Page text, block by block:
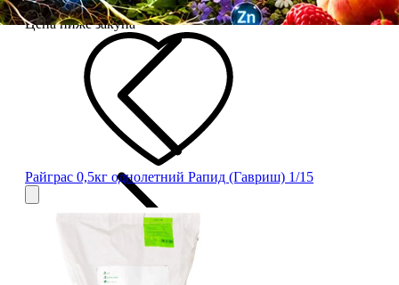
Цена ниже закупа
Райграс 0,5кг однолетний Рапид (Гавриш) 1/15